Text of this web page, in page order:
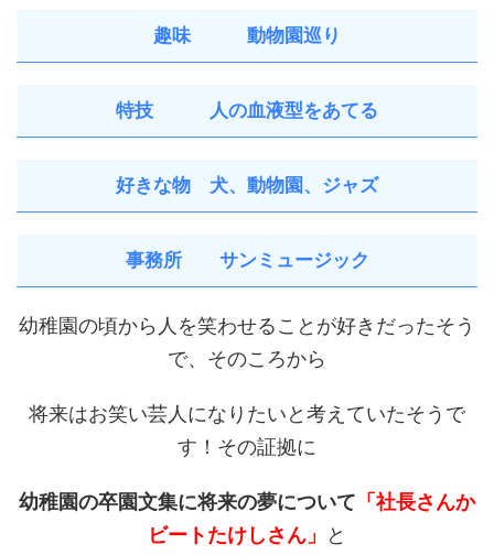
趣味 動物園巡り
特技 人の血液型をあてる
好きな物 犬、動物園、ジャズ
事務所 サンミュージック
幼稚園の頃から人を笑わせることが好きだったそう
で、そのころから
将来はお笑い芸人になりたいと考えていたそうで
す！その証拠に
幼稚園の卒園文集に将来の夢について 「社長さんか
ビートたけしさん」
と